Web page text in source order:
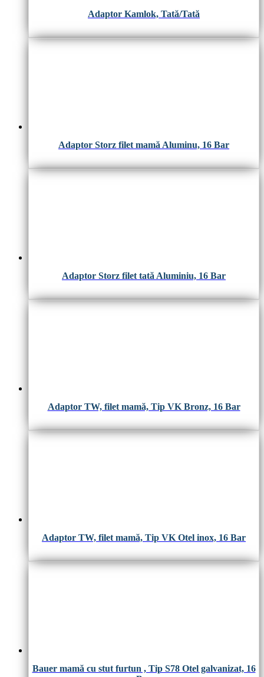
Adaptor Kamlok, Tată/Tată
Adaptor Storz filet mamă Aluminu, 16 Bar
Adaptor Storz filet tată Aluminiu, 16 Bar
Adaptor TW, filet mamă, Tip VK Bronz, 16 Bar
Adaptor TW, filet mamă, Tip VK Otel inox, 16 Bar
Bauer mamă cu stut furtun , Tip S78 Otel galvanizat, 16